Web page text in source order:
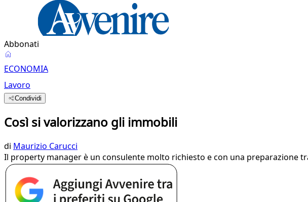
Abbonati
ECONOMIA
Lavoro
Condividi
Così si valorizzano gli immobili
di Maurizio Carucci
Il property manager è un consulente molto richiesto e con una preparazione